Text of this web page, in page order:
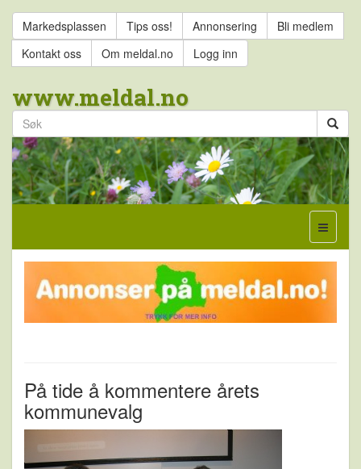
Markedsplassen Tips oss! Annonsering
Bli medlem
Kontakt oss
Om meldal.no Logg inn
www.meldal.no
På tide å kommentere årets
kommunevalg